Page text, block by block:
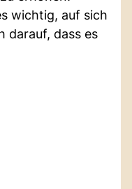
wichtig, auf sich
darauf, dass es